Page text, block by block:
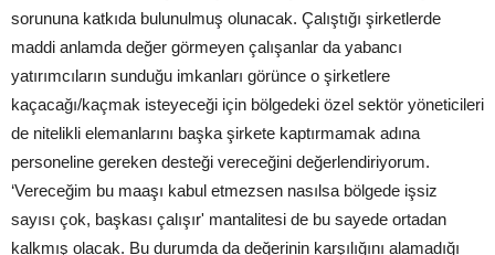
sorununa katkıda bulunulmuş olunacak. Çalıştığı şirketlerde
maddi anlamda değer görmeyen çalışanlar da yabancı
yatırımcıların sunduğu imkanları görünce o şirketlere
kaçacağı/kaçmak isteyeceği için bölgedeki özel sektör yöneticileri
de nitelikli elemanlarını başka şirkete kaptırmamak adına
personeline gereken desteği vereceğini değerlendiriyorum.
‘Vereceğim bu maaşı kabul etmezsen nasılsa bölgede işsiz
sayısı çok, başkası çalışır' mantalitesi de bu sayede ortadan
kalkmış olacak. Bu durumda da değerinin karşılığını alamadığı